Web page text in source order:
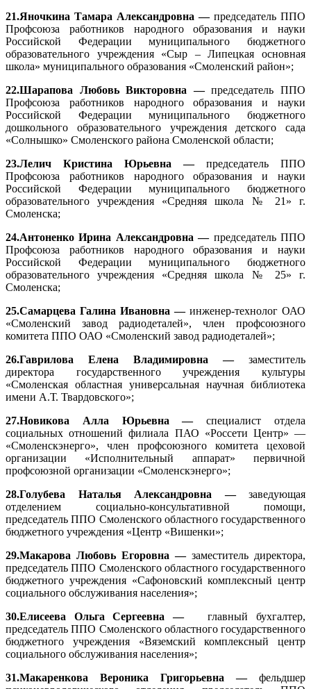
21.Яночкина Тамара Александровна — председатель ППО
Профсоюза работников народного образования и науки
Российской Федерации муниципального бюджетного
образовательного учреждения «Сыр – Липецкая основная
школа» муниципального образования «Смоленский район»;
22.Шарапова Любовь Викторовна —председатель ППО
Профсоюза работников народного образования и науки
Российской Федерации муниципального бюджетного
дошкольного образовательного учреждения детского сада
«Солнышко» Смоленского района Смоленской области;
23.Лелич Кристина Юрьевна — председатель ППО
Профсоюза работников народного образования и науки
Российской Федерации муниципального бюджетного
образовательного учреждения «Средняя школа № 21» г.
Смоленска;
24.Антоненко Ирина Александровна — председатель ППО
Профсоюза работников народного образования и науки
Российской Федерации муниципального бюджетного
образовательного учреждения «Средняя школа № 25» г.
Смоленска;
25.Самарцева Галина Ивановна — инженер-технолог ОАО
«Смоленский завод радиодеталей», член профсоюзного
комитета ППО ОАО «Смоленский завод радиодеталей»;
26.Гаврилова Елена Владимировна — заместитель
директора государственного учреждения культуры
«Смоленская областная универсальная научная библиотека
имени А.Т. Твардовского»;
27.Новикова Алла Юрьевна —специалист отдела
социальных отношений филиала ПАО «Россети Центр» —
«Смоленскэнерго», член профсоюзного комитета цеховой
организации «Исполнительный аппарат» первичной
профсоюзной организации «Смоленскэнерго»;
28.Голубева Наталья Александровна — заведующая
отделением социально-консультативной помощи,
председатель ППО Смоленского областного государственного
бюджетного учреждения «Центр «Вишенки»;
29.Макарова Любовь Егоровна — заместитель директора,
председатель ППО Смоленского областного государственного
бюджетного учреждения «Сафоновский комплексный центр
социального обслуживания населения»;
30.Елисеева Ольга Сергеевна —главный бухгалтер,
председатель ППО Смоленского областного государственного
бюджетного учреждения «Вяземский комплексный центр
социального обслуживания населения»;
31.Макаренкова Вероника Григорьевна — фельдшер